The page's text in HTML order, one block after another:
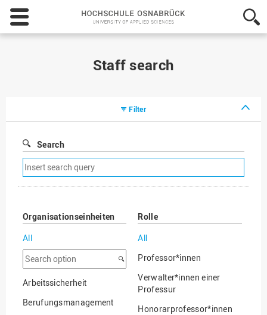
Hochschule
Osnabrück
-
Staff search
Filter
Search
Remove
search
filter
Organisationseinheiten
All
Search
option
Arbeitssicherheit
Berufungsmanagement
Rolle
All
Professor*innen
Verwalter*innen einer
Professur
Honorarprofessor*innen